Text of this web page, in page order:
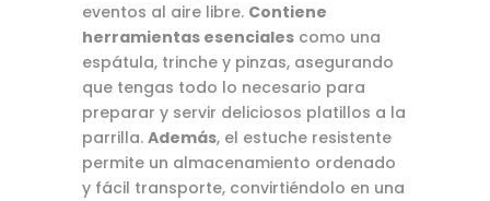
eventos al aire libre. Contiene
herramientas esencialescomo una
espátula, trinche y pinzas, asegurando
que tengas todo lo necesario para
preparar y servir deliciosos platillos a la
parrilla. Además, el estuche resistente
permite un almacenamiento ordenado
y fácil transporte, convirtiéndolo en una